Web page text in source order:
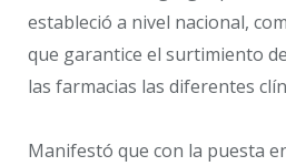
estableció a nivel nacional,
que garantice el surtimiento
las farmacias las diferentes
Manifestó que con la puesta